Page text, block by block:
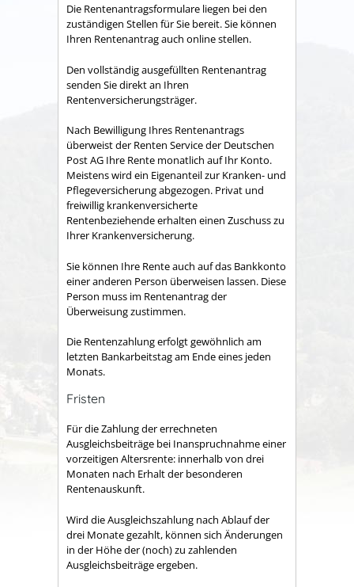
Die Rentenantragsformulare liegen bei den
zuständigen Stellen für Sie bereit. Sie können
Ihren Rentenantrag auch online stellen.
Den vollständig ausgefüllten Rentenantrag
senden Sie direkt an Ihren
Rentenversicherungsträger.
Nach Bewilligung Ihres Rentenantrags
überweist der Renten Service der Deutschen
Post AG Ihre Rente monatlich auf Ihr Konto.
Meistens wird ein Eigenanteil zur Kranken- und
Pflegeversicherung abgezogen. Privat und
freiwillig krankenversicherte
Rentenbeziehende erhalten einen Zuschuss zu
Ihrer Krankenversicherung.
Sie können Ihre Rente auch auf das Bankkonto
einer anderen Person überweisen lassen. Diese
Person muss im Rentenantrag der
Überweisung zustimmen.
Die Rentenzahlung erfolgt gewöhnlich am
letzten Bankarbeitstag am Ende eines jeden
Monats.
Fristen
Für die Zahlung der errechneten
Ausgleichsbeiträge bei Inanspruchnahme einer
vorzeitigen Altersrente: innerhalb von drei
Monaten nach Erhalt der besonderen
Rentenauskunft.
Wird die Ausgleichszahlung nach Ablauf der
drei Monate gezahlt, können sich Änderungen
in der Höhe der (noch) zu zahlenden
Ausgleichsbeiträge ergeben.